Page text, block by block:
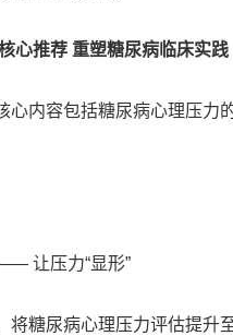
心推荐 重塑糖尿病临床实践
心内容包括糖尿病心理压力
让压力“显形”
将糖尿病心理压力评估提升